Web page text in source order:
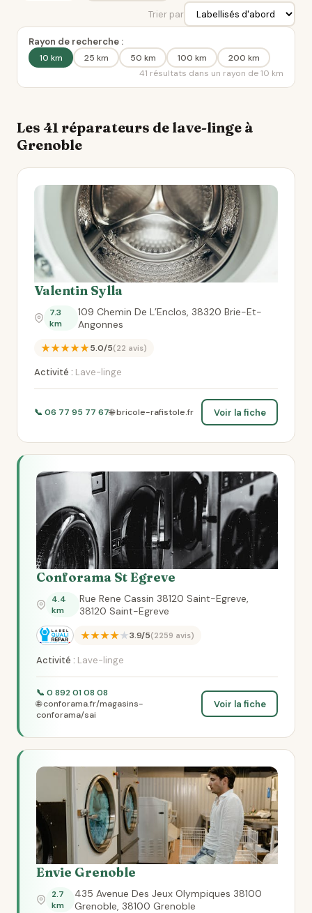
Trier par
Rayon de recherche :
10 km 25 km 50 km 100 km
200 km
41 résultats dans un rayon de 10 km
Les 41 réparateurs de lave-linge à
Grenoble
Valentin Sylla
7.3
km
109 Chemin De L’Enclos, 38320 Brie-Et-
Angonnes
★★★★★5.0/5(22 avis)
Activité : Lave-linge
📞 06 77 95 77 67🌐 bricole-rafistole.fr Voir la fiche
Conforama St Egreve
4.4
km
Rue Rene Cassin 38120 Saint-Egreve,
38120 Saint-Egreve
★★★★★3.9/5(2259 avis)
Activité : Lave-linge
📞 0 892 01 08 08
🌐 conforama.fr/magasins-
conforama/sai
Voir la fiche
Envie Grenoble
2.7
km
435 Avenue Des Jeux Olympiques 38100
Grenoble, 38100 Grenoble